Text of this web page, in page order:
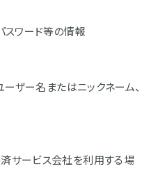
スワード等の情報
ザー名またはニックネーム、
サービス会社を利用する場